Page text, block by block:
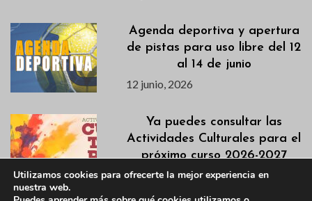
Agenda deportiva y apertura
de pistas para uso libre del 12
al 14 de junio
12 junio, 2026
Ya puedes consultar las
Actividades Culturales para el
próximo curso 2026-2027
11 junio, 2026
Utilizamos cookies para ofrecerte la mejor experiencia en
nuestra web.